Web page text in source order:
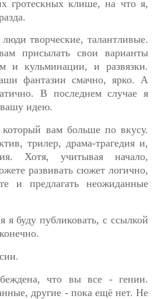
гротескных клише, на что я,
творческие, талантливые.
присылать свои варианты
и кульминации, и развязки.
фантазии смачно, ярко. А
В последнем случае я
идею.
вам больше по вкусу.
трилер, драма-трагедия и,
Хотя, учитывая начало,
развивать сюжет логично,
и предлагать неожиданные
буду публиковать, с ссылкой
что вы все - гении.
другие - пока ещё нет. Не